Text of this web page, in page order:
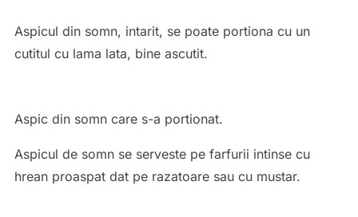
Aspicul din somn, intarit, se poate portiona cu un
cutitul cu lama lata, bine ascutit.
Aspic din somn care s-a portionat.
Aspicul de somn se serveste pe farfurii intinse cu
hrean proaspat dat pe razatoare sau cu mustar.